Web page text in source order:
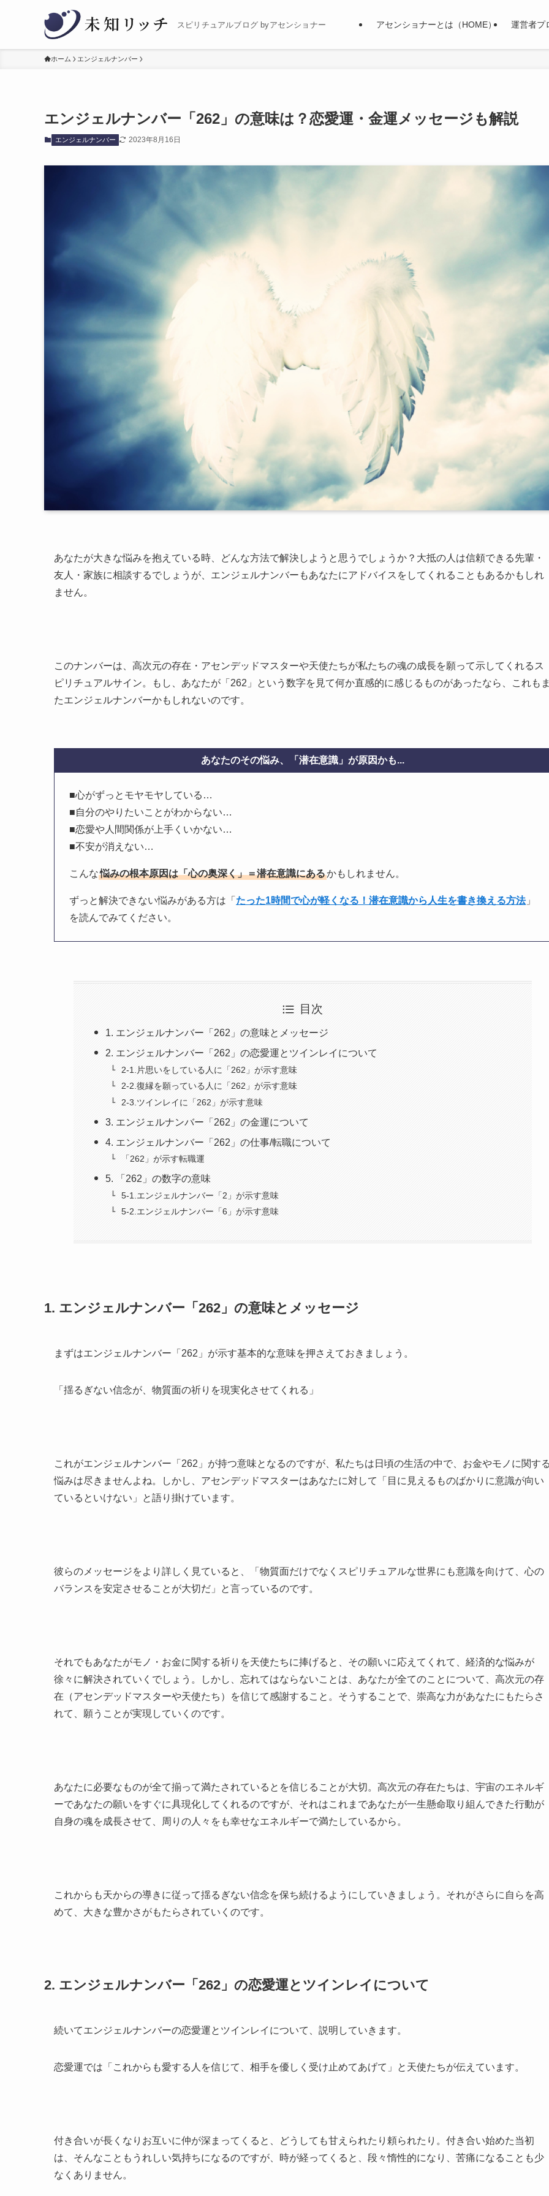
スピリチュアルブログ byアセンショナー アセンショナーとは（HOME） 運営者プ
ホーム エンジェルナンバー
エンジェルナンバー「262」の意味は？恋愛運・金運メッセージも解説
エンジェルナンバー 2023年8月16日
あなたが大きな悩みを抱えている時、どんな方法で解決しようと思うでしょうか？大抵の人は信頼できる先輩・
友人・家族に相談するでしょうが、エンジェルナンバーもあなたにアドバイスをしてくれることもあるかもしれ
ません。
このナンバーは、高次元の存在・アセンデッドマスターや天使たちが私たちの魂の成長を願って示してくれるス
ピリチュアルサイン。もし、あなたが「262」という数字を見て何か直感的に感じるものがあったなら、これも
たエンジェルナンバーかもしれないのです。
あなたのその悩み、「潜在意識」が原因かも...
■心がずっとモヤモヤしている…
■自分のやりたいことがわからない…
■恋愛や人間関係が上手くいかない…
■不安が消えない…
こんな悩みの根本原因は「心の奥深く」＝潜在意識にあるかもしれません。
ずっと解決できない悩みがある方は「 たった1時間で心が軽くなる！潜在意識から人生を書き換える方法」
を読んでみてください。
目次
1. エンジェルナンバー「262」の意味とメッセージ
2. エンジェルナンバー「262」の恋愛運とツインレイについて
2-1.片思いをしている人に「262」が示す意味
2-2.復縁を願っている人に「262」が示す意味
2-3.ツインレイに「262」が示す意味
3. エンジェルナンバー「262」の金運について
4. エンジェルナンバー「262」の仕事/転職について
「262」が示す転職運
5. 「262」の数字の意味
5-1.エンジェルナンバー「2」が示す意味
5-2.エンジェルナンバー「6」が示す意味
1. エンジェルナンバー「262」の意味とメッセージ
まずはエンジェルナンバー「262」が示す基本的な意味を押さえておきましょう。
「揺るぎない信念が、物質面の祈りを現実化させてくれる」
これがエンジェルナンバー「262」が持つ意味となるのですが、私たちは日頃の生活の中で、お金やモノに関す
悩みは尽きませんよね。しかし、アセンデッドマスターはあなたに対して「目に見えるものばかりに意識が向い
ているといけない」と語り掛けています。
彼らのメッセージをより詳しく見ていると、「物質面だけでなくスピリチュアルな世界にも意識を向けて、心の
バランスを安定させることが大切だ」と言っているのです。
それでもあなたがモノ・お金に関する祈りを天使たちに捧げると、その願いに応えてくれて、経済的な悩みが
徐々に解決されていくでしょう。しかし、忘れてはならないことは、あなたが全てのことについて、高次元の存
在（アセンデッドマスターや天使たち）を信じて感謝すること。そうすることで、崇高な力があなたにもたらさ
れて、願うことが実現していくのです。
あなたに必要なものが全て揃って満たされているとを信じることが大切。高次元の存在たちは、宇宙のエネルギ
ーであなたの願いをすぐに具現化してくれるのですが、それはこれまであなたが一生懸命取り組んできた行動が
自身の魂を成長させて、周りの人々をも幸せなエネルギーで満たしているから。
これからも天からの導きに従って揺るぎない信念を保ち続けるようにしていきましょう。それがさらに自らを高
めて、大きな豊かさがもたらされていくのです。
2. エンジェルナンバー「262」の恋愛運とツインレイについて
続いてエンジェルナンバーの恋愛運とツインレイについて、説明していきます。
恋愛運では「これからも愛する人を信じて、相手を優しく受け止めてあげて」と天使たちが伝えています。
付き合いが長くなりお互いに仲が深まってくると、どうしても甘えられたり頼られたり。付き合い始めた当初
は、そんなこともうれしい気持ちになるのですが、時が経ってくると、段々惰性的になり、苦痛になることも少
なくありません。